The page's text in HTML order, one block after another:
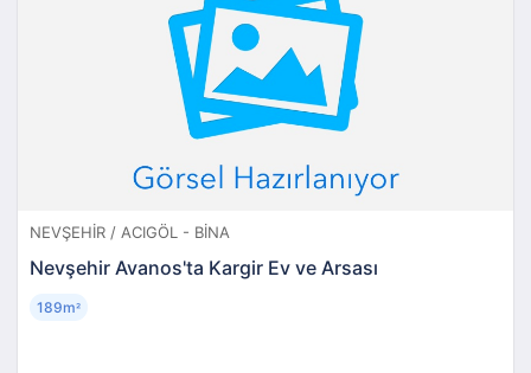
NEVŞEHIR / ACIGÖL - BINA
Nevşehir Avanos'ta Kargir Ev ve Arsası
189m²